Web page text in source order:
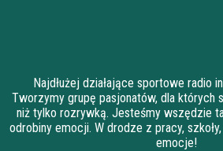
Najdłużej działające sportowe radio
Tworzymy grupę pasjonatów, dla
niż tylko rozrywką. Jesteśmy wszędzie
odrobiny emocji. W drodze z pracy,
emocje!